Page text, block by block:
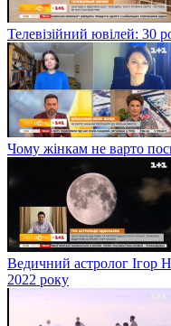
Телевізійний ювілей: 30
Чому жінкам не варто
Ведичний астролог Ігор
2022 року